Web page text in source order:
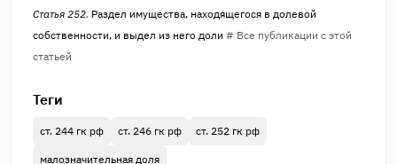
Статья 252. Раздел имущества, находящегося в долевой
собственности, и выдел из него доли # Все публикации с этой
статьей
Теги
ст. 244 гк рф ст. 246 гк рф ст. 252 гк рф
малозначительная доля